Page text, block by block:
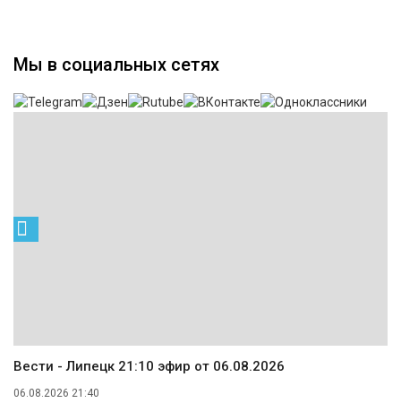
Мы в социальных сетях
Вести - Липецк 21:10 эфир от 06.08.2026
06.08.2026 21:40